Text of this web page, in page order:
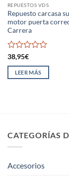
REPUESTOS VDS
Repuesto carcasa
motor puerta
Carrera
Valorado
con
de
38,95€
LEER MÁS
CATEGORÍAS
Accesorios